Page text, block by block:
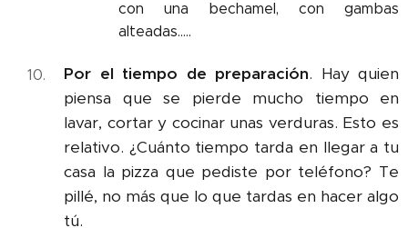
con una bechamel, con gambas
alteadas.....
Por el tiempo de preparación. Hay quien
piensa que se pierde mucho tiempo en
lavar, cortar y cocinar unas verduras. Esto es
relativo. ¿Cuánto tiempo tarda en llegar a tu
casa la pizza que pediste por teléfono? Te
pillé, no más que lo que tardas en hacer algo
tú.